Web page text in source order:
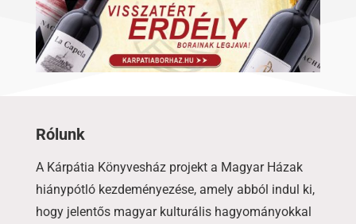
Rólunk
A Kárpátia Könyvesház projekt a Magyar Házak
hiánypótló kezdeményezése, amely abból indul ki,
hogy jelentős magyar kulturális hagyományokkal